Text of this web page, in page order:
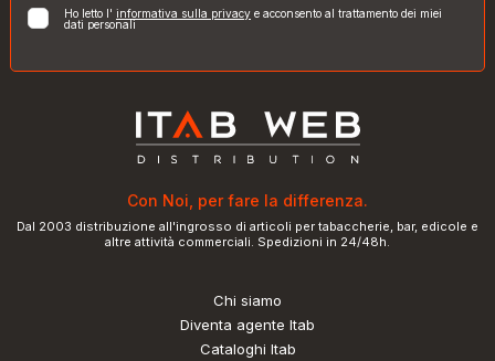
Ho letto l' informativa sulla privacy e acconsento al trattamento dei miei
dati personali
Con Noi, per fare la differenza.
Dal 2003 distribuzione all'ingrosso di articoli per tabaccherie, bar, edicole e
altre attività commerciali. Spedizioni in 24/48h.
Chi siamo
Diventa agente Itab
Cataloghi Itab